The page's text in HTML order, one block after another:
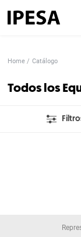
Home Catálogo
Todos los